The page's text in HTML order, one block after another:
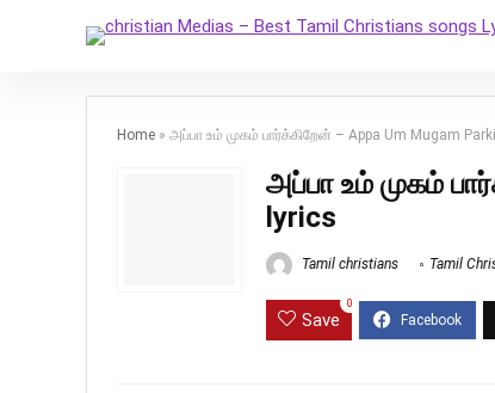
Home » அப்பா உம் முகம் பார்க்கிறேன் – Appa Um Mugam
அப்பா உம் முகம்
lyrics
Tamil christians Tamil
Save
0